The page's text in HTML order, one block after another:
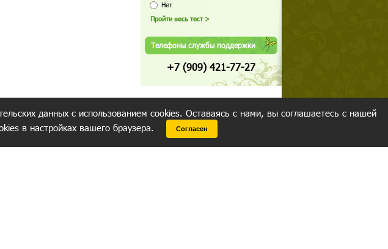
Нет
Телефоны службы поддержки
+7 (909) 421-77-27
данных с использованием cookies. Оставаясь с нами, вы соглашаетесь с нашей
в настройках вашего браузера. Согласен